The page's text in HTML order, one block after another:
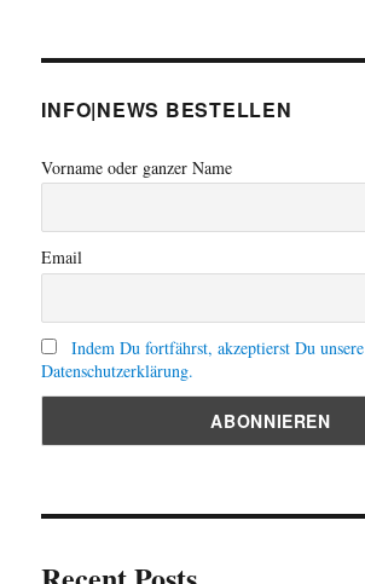
INFO|NEWS BESTELLEN
Vorname oder ganzer Name
Email
Indem Du fortfährst, akzeptierst Du unsere
Datenschutzerklärung.